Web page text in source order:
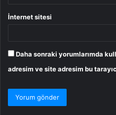
İnternet sitesi
Daha sonraki yorumlarımda
adresim ve site adresim bu